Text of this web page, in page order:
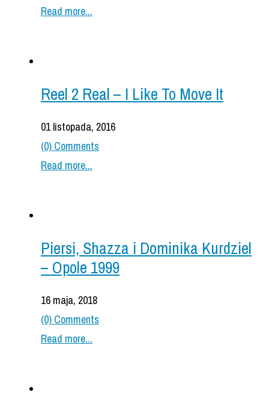
Read more...
Reel 2 Real – I Like To Move It
01 listopada, 2016
(0) Comments
Read more...
Piersi, Shazza i Dominika Kurdziel
– Opole 1999
16 maja, 2018
(0) Comments
Read more...